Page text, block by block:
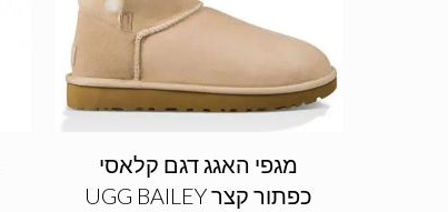
מגפי האגג דגם קלאסי
כפתור קצר UGG BAILEY